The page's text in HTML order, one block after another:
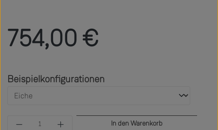
754,00 €
Beispielkonfigurationen
Produkt Anzahl: Gib den gewünschten Wert
In den Warenkorb